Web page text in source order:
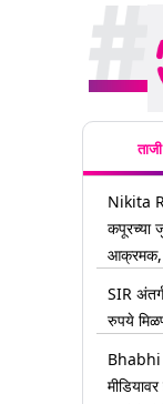
Nikita
कपूरच्या
आक्रमक,
SIR
रुपये